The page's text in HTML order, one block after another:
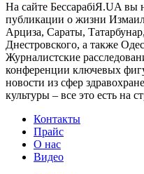
На сайте БессарабіЯ.UA вы
публикации о жизни
Арциза, Сараты,
Днестровского, а также
Журналистские
конференции ключевых
новости из сфер
культуры – все это есть на
Контакты
Прайс
О нас
Видео